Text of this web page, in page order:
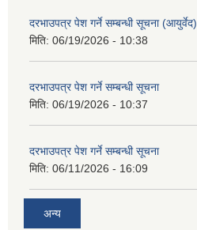
दरभाउपत्र पेश गर्ने सम्बन्धी सूचना (आयुर्वेद)
मिति: 06/19/2026 - 10:38
दरभाउपत्र पेश गर्ने सम्बन्धी सूचना
मिति: 06/19/2026 - 10:37
दरभाउपत्र पेश गर्ने सम्बन्धी सूचना
मिति: 06/11/2026 - 16:09
अन्य